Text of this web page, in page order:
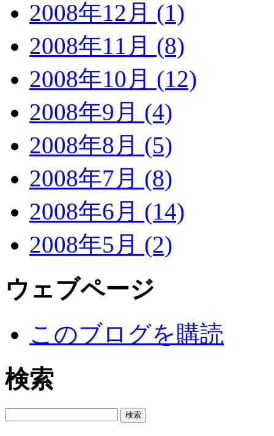
2008年12月 (1)
2008年11月 (8)
2008年10月 (12)
2008年9月 (4)
2008年8月 (5)
2008年7月 (8)
2008年6月 (14)
2008年5月 (2)
ウェブページ
このブログを購読
検索